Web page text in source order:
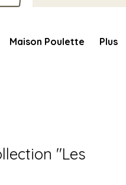
Maison Poulette Plus
"Les